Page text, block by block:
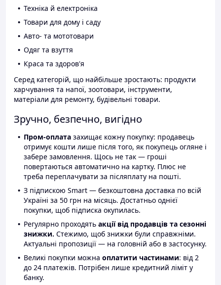
Техніка й електроніка
Товари для дому і саду
Авто- та мототовари
Одяг та взуття
Краса та здоров'я
Серед категорій, що найбільше зростають: продукти
харчування та напої, зоотовари, інструменти,
матеріали для ремонту, будівельні товари.
Зручно, безпечно, вигідно
Пром-оплата захищає кожну покупку: продавець
отримує кошти лише після того, як покупець огляне і
забере замовлення. Щось не так — гроші
повертаються автоматично на картку. Плюс не
треба переплачувати за післяплату на пошті.
З підпискою Smart — безкоштовна доставка по всій
Україні за 50 грн на місяць. Достатньо однієї
покупки, щоб підписка окупилась.
Регулярно проходять акції від продавців та сезонні
знижки. Стежимо, щоб знижки були справжніми.
Актуальні пропозиції — на головній або в застосунку.
Великі покупки можна оплатити частинами: від 2
до 24 платежів. Потрібен лише кредитний ліміт у
банку.